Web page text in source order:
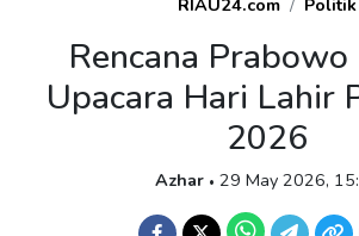
RIAU24.com Politik
Rencana
Upacara Hari Lahir
2026
Azhar • 29 May 2026,